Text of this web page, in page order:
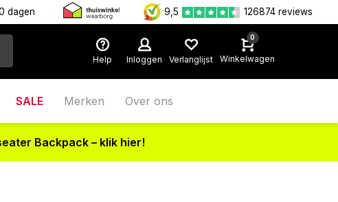
dagen 9,5 126874 reviews
Help Inloggen Verlanglijst
0
Winkelwagen
SALE Merken Over ons
Backpack – klik hier!